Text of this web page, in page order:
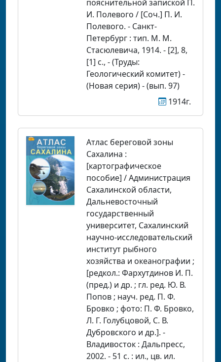
пояснительной запиской П.
И. Полевого / [Соч.] П. И.
Полевого. - Санкт-
Петербург : тип. М. М.
Стасюлевича, 1914. - [2], 8,
[1] с., - (Труды:
Геологический комитет) -
(Новая серия) - (вып. 97)
1914г.
Атлас береговой зоны
Сахалина :
[картографическое
пособие] / Администрация
Сахалинской области,
Дальневосточный
государственный
университет, Сахалинский
научно-исследовательский
институт рыбного
хозяйства и океанографии ;
[редкол.: Фархутдинов И. П.
(пред.) и др. ; гл. ред. Ю. В.
Попов ; науч. ред. П. Ф.
Бровко ; фото: П. Ф. Бровко,
Л. Г. Голубцовой, С. В.
Дубровского и др.]. -
Владивосток : Дальпресс,
2002. - 51 с. : ил., цв. ил.